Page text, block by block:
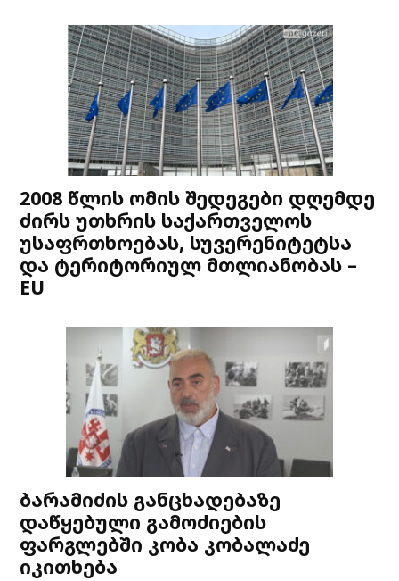
2008 წლის ომის შედეგები დღემდე
ძირს უთხრის საქართველოს
უსაფრთხოებას, სუვერენიტეტსა
და ტერიტორიულ მთლიანობას –
EU
ბარამიძის განცხადებაზე
დაწყებული გამოძიების
ფარგლებში კობა კობალაძე
იკითხება